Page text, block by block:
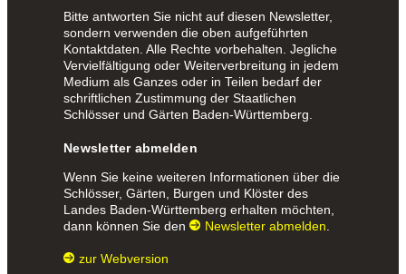
Bitte antworten Sie nicht auf diesen Newsletter,
sondern verwenden die oben aufgeführten
Kontaktdaten. Alle Rechte vorbehalten. Jegliche
Vervielfältigung oder Weiterverbreitung in jedem
Medium als Ganzes oder in Teilen bedarf der
schriftlichen Zustimmung der Staatlichen
Schlösser und Gärten Baden-Württemberg.
Newsletter abmelden
Wenn Sie keine weiteren Informationen über die
Schlösser, Gärten, Burgen und Klöster des
Landes Baden-Württemberg erhalten möchten,
dann können Sie den
Newsletter abmelden
zur Webversion